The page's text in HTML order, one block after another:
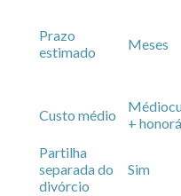
Prazo
estimado
Meses
Custo médio
Médio
+
Partilha
separada do
divórcio
Sim